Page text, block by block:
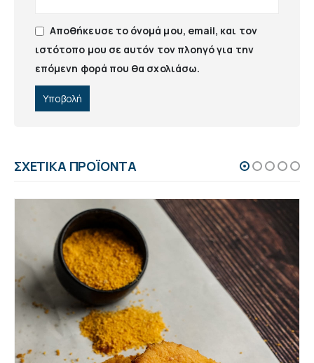
Αποθήκευσε το όνομά μου, email, και τον
ιστότοπο μου σε αυτόν τον πλοηγό για την
επόμενη φορά που θα σχολιάσω.
ΣΧΕΤΙΚΆ ΠΡΟΪΌΝΤΑ